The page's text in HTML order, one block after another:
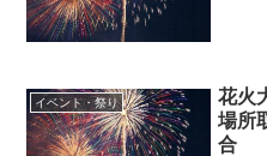
イベント・祭り
花火
場所
合